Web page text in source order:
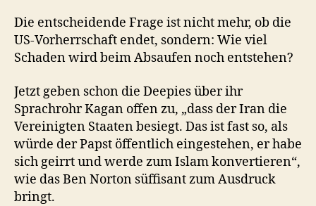
Die entscheidende Frage ist nicht mehr, ob die
US-Vorherrschaft endet, sondern: Wie viel
Schaden wird beim Absaufen noch entstehen?
Jetzt geben schon die Deepies über ihr
Sprachrohr Kagan offen zu, „dass der Iran die
Vereinigten Staaten besiegt. Das ist fast so, als
würde der Papst öffentlich eingestehen, er habe
sich geirrt und werde zum Islam konvertieren“,
wie das Ben Norton süffisant zum Ausdruck
bringt.